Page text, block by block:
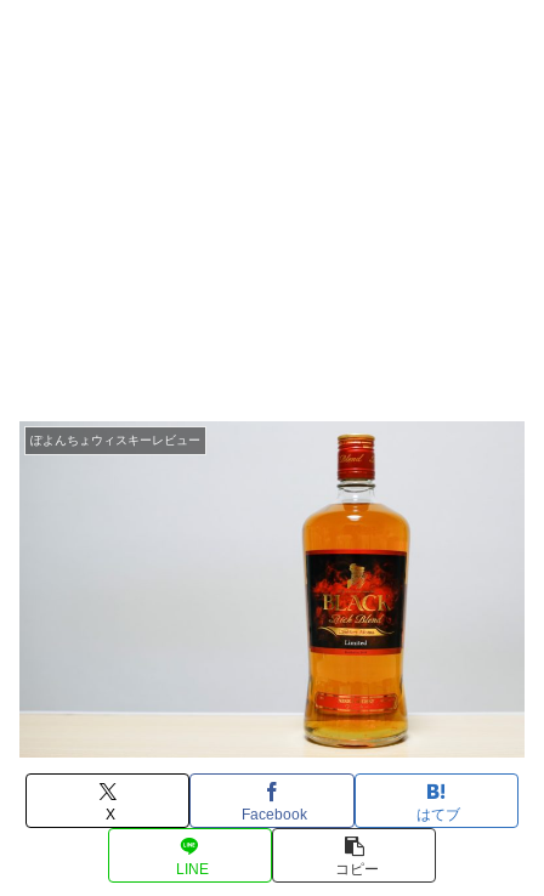
ぽよんちょウィスキーレビュー
X Facebook はてブ
LINE コピー